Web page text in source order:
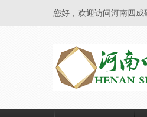
您好，欢迎访问河南四成